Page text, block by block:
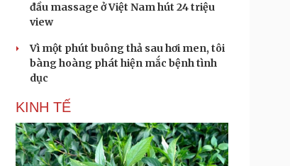
đầu massage ở Việt Nam hút 24 triệu
view
Vì một phút buông thả sau hơi men, tôi
bàng hoàng phát hiện mắc bệnh tình
dục
KINH TẾ